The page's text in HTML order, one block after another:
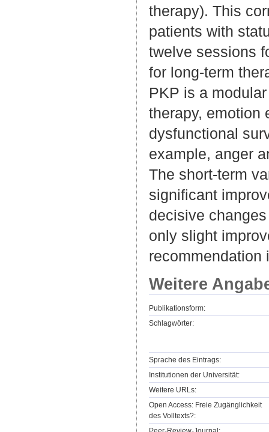
therapy). This
patients with
twelve sessions
for long-term
PKP is a
therapy, emotion
dysfunctional
example, anger
The short-term
significant
decisive
only slight
recommendation
Weitere
Publikationsform:
Schlagwörter:
Sprache des Eintrags:
Institutionen der Universität:
Weitere URLs:
Open Access: Freie Zugänglichkeit
des Volltexts?: